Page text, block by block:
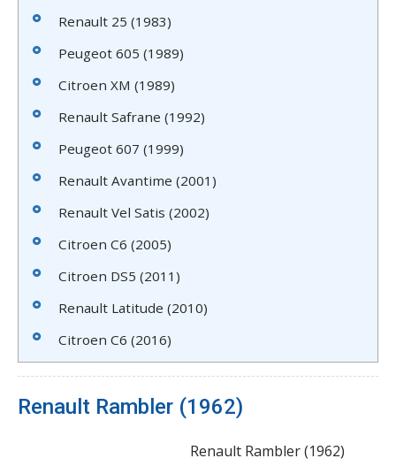
Renault 25 (1983)
Peugeot 605 (1989)
Citroen XM (1989)
Renault Safrane (1992)
Peugeot 607 (1999)
Renault Avantime (2001)
Renault Vel Satis (2002)
Citroen C6 (2005)
Citroen DS5 (2011)
Renault Latitude (2010)
Citroen C6 (2016)
Renault Rambler (1962)
Renault Rambler (1962)